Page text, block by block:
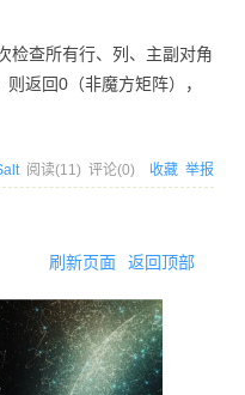
检查所有行、列、主副对角
返回0（非魔方矩阵），
阅读(11) 评论(0) 收藏 举报
刷新页面 返回顶部